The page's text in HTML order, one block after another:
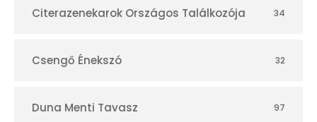
r
Citerazenekarok Országos Találkozója 34
Csengő Énekszó 32
Duna Menti Tavasz 97